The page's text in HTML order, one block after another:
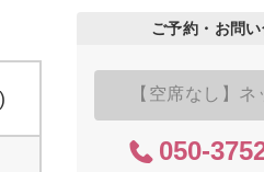
ご予約・お問
【空席なし】ネ
050-